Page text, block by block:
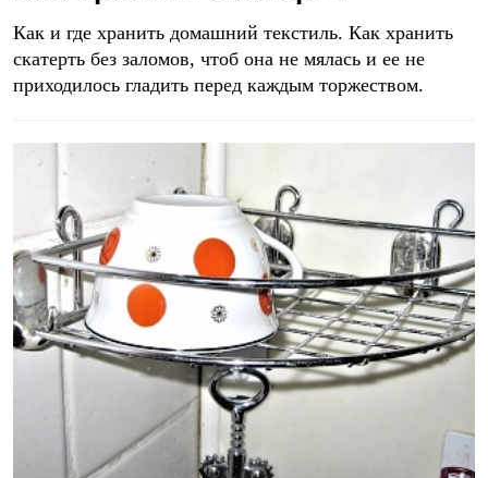
Как и где хранить домашний текстиль. Как хранить
скатерть без заломов, чтоб она не мялась и ее не
приходилось гладить перед каждым торжеством.